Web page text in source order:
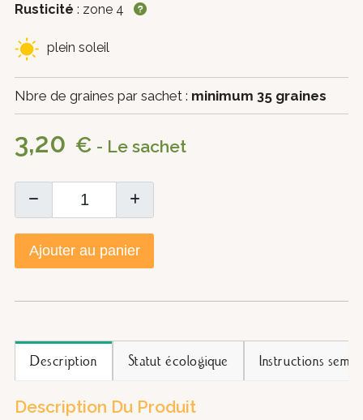
Rusticité : zone 4
plein soleil
Nbre de graines par sachet : minimum 35 graines
3,20 € - Le sachet
Ajouter au panier
Description Statut écologique Instructions semis
Description Du Produit